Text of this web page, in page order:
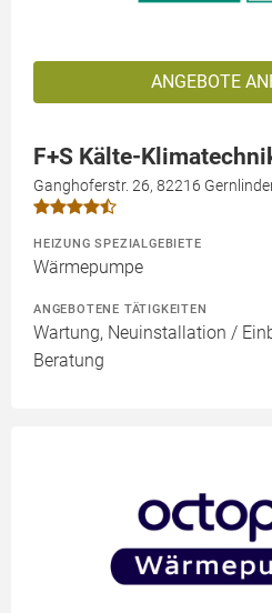
ANGEBOTE
F+S Kälte-
Ganghoferstr. 26, 82216
HEIZUNG SPEZIALGEBIETE
Wärmepumpe
ANGEBOTENE TÄTIGKEITEN
Wartung, Neuinstallation /
Beratung